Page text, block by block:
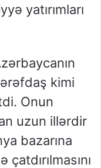
yatırımları
kimi
Onun
uzun illərdir
bazarına